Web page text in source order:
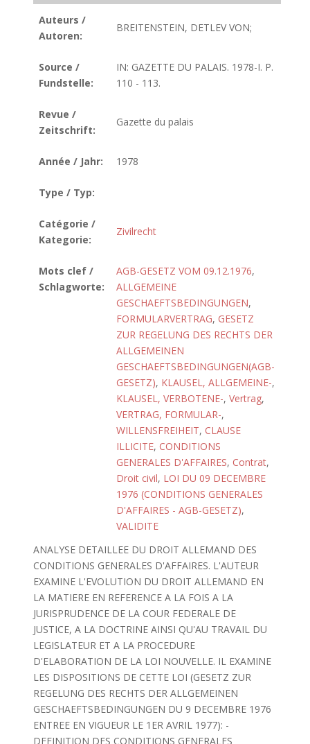
Auteurs /
Autoren:
BREITENSTEIN, DETLEV VON;
Source /
Fundstelle:
IN: GAZETTE DU PALAIS. 1978-I. P.
110 - 113.
Revue /
Zeitschrift:
Gazette du palais
Année / Jahr: 1978
Type / Typ:
Catégorie /
Kategorie:
Zivilrecht
Mots clef /
Schlagworte:
AGB-GESETZ VOM 09.12.1976,
ALLGEMEINE
GESCHAEFTSBEDINGUNGEN,
FORMULARVERTRAG, GESETZ
ZUR REGELUNG DES RECHTS DER
ALLGEMEINEN
GESCHAEFTSBEDINGUNGEN(AGB-
GESETZ), KLAUSEL, ALLGEMEINE-,
KLAUSEL, VERBOTENE-, Vertrag,
VERTRAG, FORMULAR-,
WILLENSFREIHEIT, CLAUSE
ILLICITE, CONDITIONS
GENERALES D'AFFAIRES, Contrat,
Droit civil, LOI DU 09 DECEMBRE
1976 (CONDITIONS GENERALES
D'AFFAIRES - AGB-GESETZ),
VALIDITE
ANALYSE DETAILLEE DU DROIT ALLEMAND DES
CONDITIONS GENERALES D'AFFAIRES. L'AUTEUR
EXAMINE L'EVOLUTION DU DROIT ALLEMAND EN
LA MATIERE EN REFERENCE A LA FOIS A LA
JURISPRUDENCE DE LA COUR FEDERALE DE
JUSTICE, A LA DOCTRINE AINSI QU'AU TRAVAIL DU
LEGISLATEUR ET A LA PROCEDURE
D'ELABORATION DE LA LOI NOUVELLE. IL EXAMINE
LES DISPOSITIONS DE CETTE LOI (GESETZ ZUR
REGELUNG DES RECHTS DER ALLGEMEINEN
GESCHAEFTSBEDINGUNGEN DU 9 DECEMBRE 1976
ENTREE EN VIGUEUR LE 1ER AVRIL 1977): -
DEFINITION DES CONDITIONS GENERALES